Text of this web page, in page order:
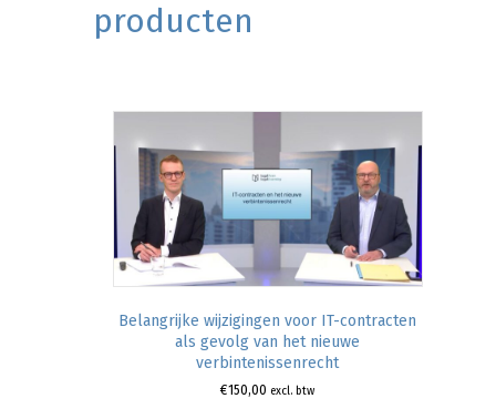
producten
Belangrijke wijzigingen voor IT-contracten
als gevolg van het nieuwe
verbintenissenrecht
€150,00 excl. btw